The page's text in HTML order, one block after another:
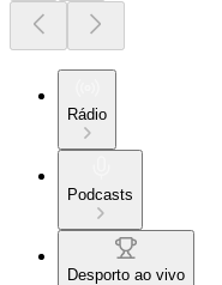
Rádio
Podcasts
Desporto ao vivo